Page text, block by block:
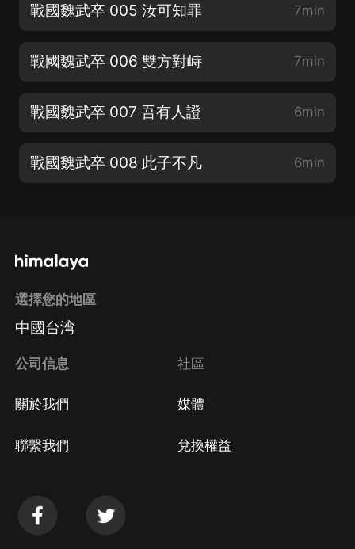
戰國魏武卒 005 汝可知罪 7min
戰國魏武卒 006 雙方對峙 7min
戰國魏武卒 007 吾有人證 6min
戰國魏武卒 008 此子不凡 6min
選擇您的地區
中國台湾
公司信息
關於我們
聯繫我們
社區
媒體
兌換權益